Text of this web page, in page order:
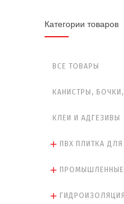
Категории товаров
ВСЕ ТОВАРЫ
КАНИСТРЫ,
КЛЕИ И АДГЕЗИВЫ
ПВХ ПЛИТКА ДЛЯ
ГИДРОИЗОЛЯЦИЯ